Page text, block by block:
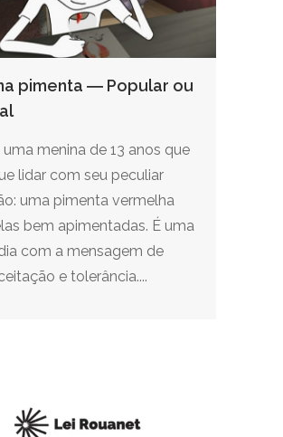
pimenta ― Popular ou
uma menina de 13 anos que
lidar com seu peculiar
uma pimenta vermelha
bem apimentadas. É uma
com a mensagem de
e tolerância....